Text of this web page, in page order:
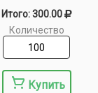
Итого: 300.00
Количество
Купить